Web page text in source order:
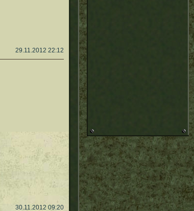
29.11.2012 22:12
30.11.2012 09:20